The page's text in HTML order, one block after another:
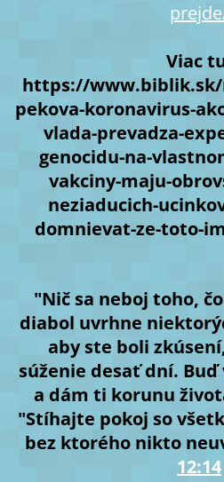
Viac
https://www.biblik.sk/
pekova-koronavirus-
vlada-prevadza-
genocidu-na-
vakciny-maju-
neziaducich-
domnievat-ze-toto-
"Nič sa neboj toho,
diabol uvrhne
aby ste boli
súženie desať dní.
a dám ti korunu
"Stíhajte pokoj so
bez ktorého nikto
12:14